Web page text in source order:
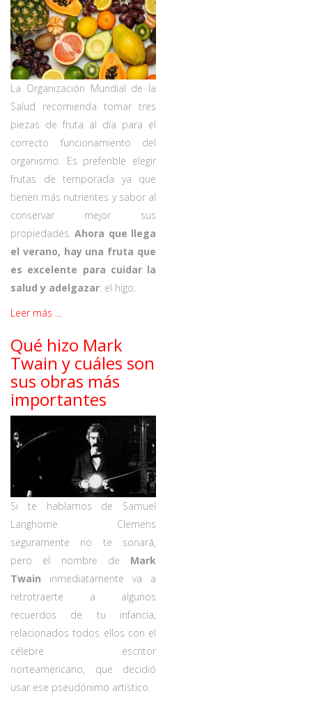
La Organización Mundial de la
Salud recomienda tomar tres
piezas de fruta al día para el
correcto funcionamiento del
organismo. Es preferible elegir
frutas de temporada ya que
tienen más nutrientes y sabor al
conservar mejor sus
propiedades.Ahora que llega
el verano, hay una fruta que
es excelente para cuidar la
salud y adelgazar: el higo.
Leer más ...
Qué hizo Mark
Twain y cuáles son
sus obras más
importantes
Si te hablamos de Samuel
Langhorne Clemens
seguramente no te sonará,
pero el nombre de Mark
Twain inmediatamente va a
retrotraerte a algunos
recuerdos de tu infancia,
relacionados todos ellos con el
célebre escritor
norteamericano, que decidió
usar ese pseudónimo artístico.